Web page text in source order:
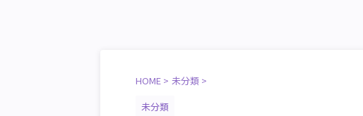
HOME > 未分類 >
未分類